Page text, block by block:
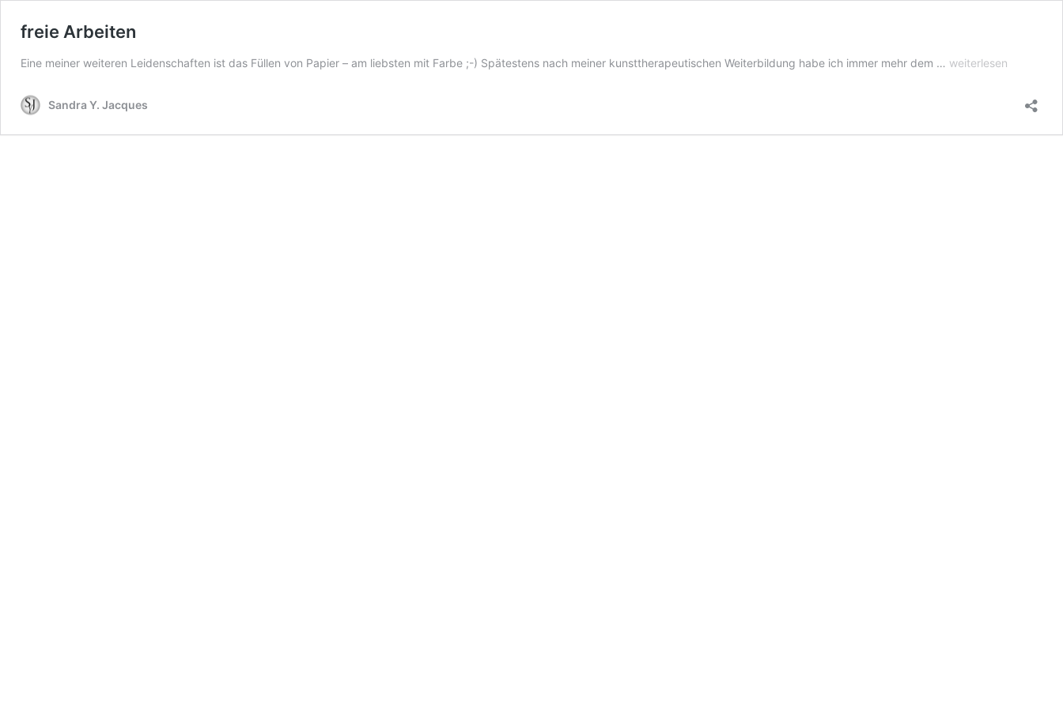
freie Arbeiten
Eine meiner weiteren Leidenschaften ist das Füllen von Papier – am liebsten mit Farbe ;-) Spätestens nach meiner kunsttherapeutischen Weiterbildung habe ich immer mehr dem … freie
weiterlesen
Sandra Y. Jacques